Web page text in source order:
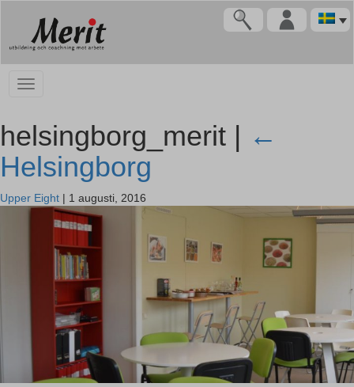
helsingborg_merit | ←
Helsingborg
Upper Eight | 1 augusti, 2016